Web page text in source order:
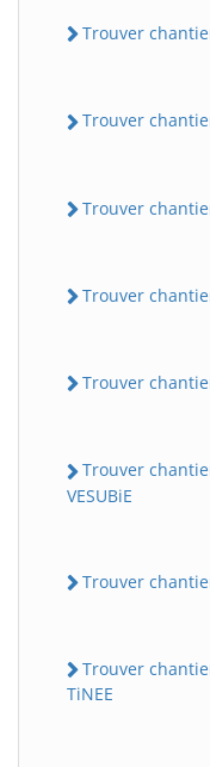
Trouver
Trouver
Trouver
Trouver
Trouver
Trouver
VESUBiE
Trouver
Trouver
TiNEE